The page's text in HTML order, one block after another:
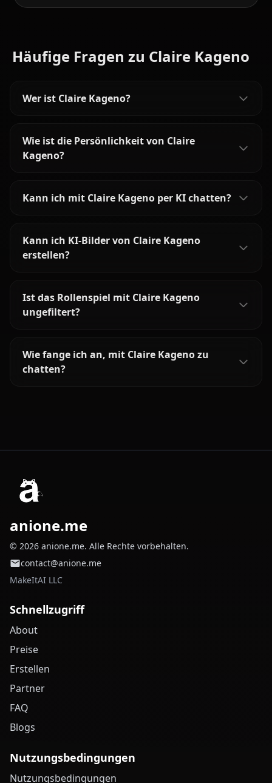
Häufige Fragen zu Claire Kageno
Wer ist Claire Kageno?
Wie ist die Persönlichkeit von Claire
Kageno?
Kann ich mit Claire Kageno per KI chatten?
Kann ich KI-Bilder von Claire Kageno
erstellen?
Ist das Rollenspiel mit Claire Kageno
ungefiltert?
Wie fange ich an, mit Claire Kageno zu
chatten?
anione.me
© 2026 anione.me. Alle Rechte vorbehalten.
contact@anione.me
MakeItAI LLC
Schnellzugriff
About
Preise
Erstellen
Partner
FAQ
Blogs
Nutzungsbedingungen
Nutzungsbedingungen